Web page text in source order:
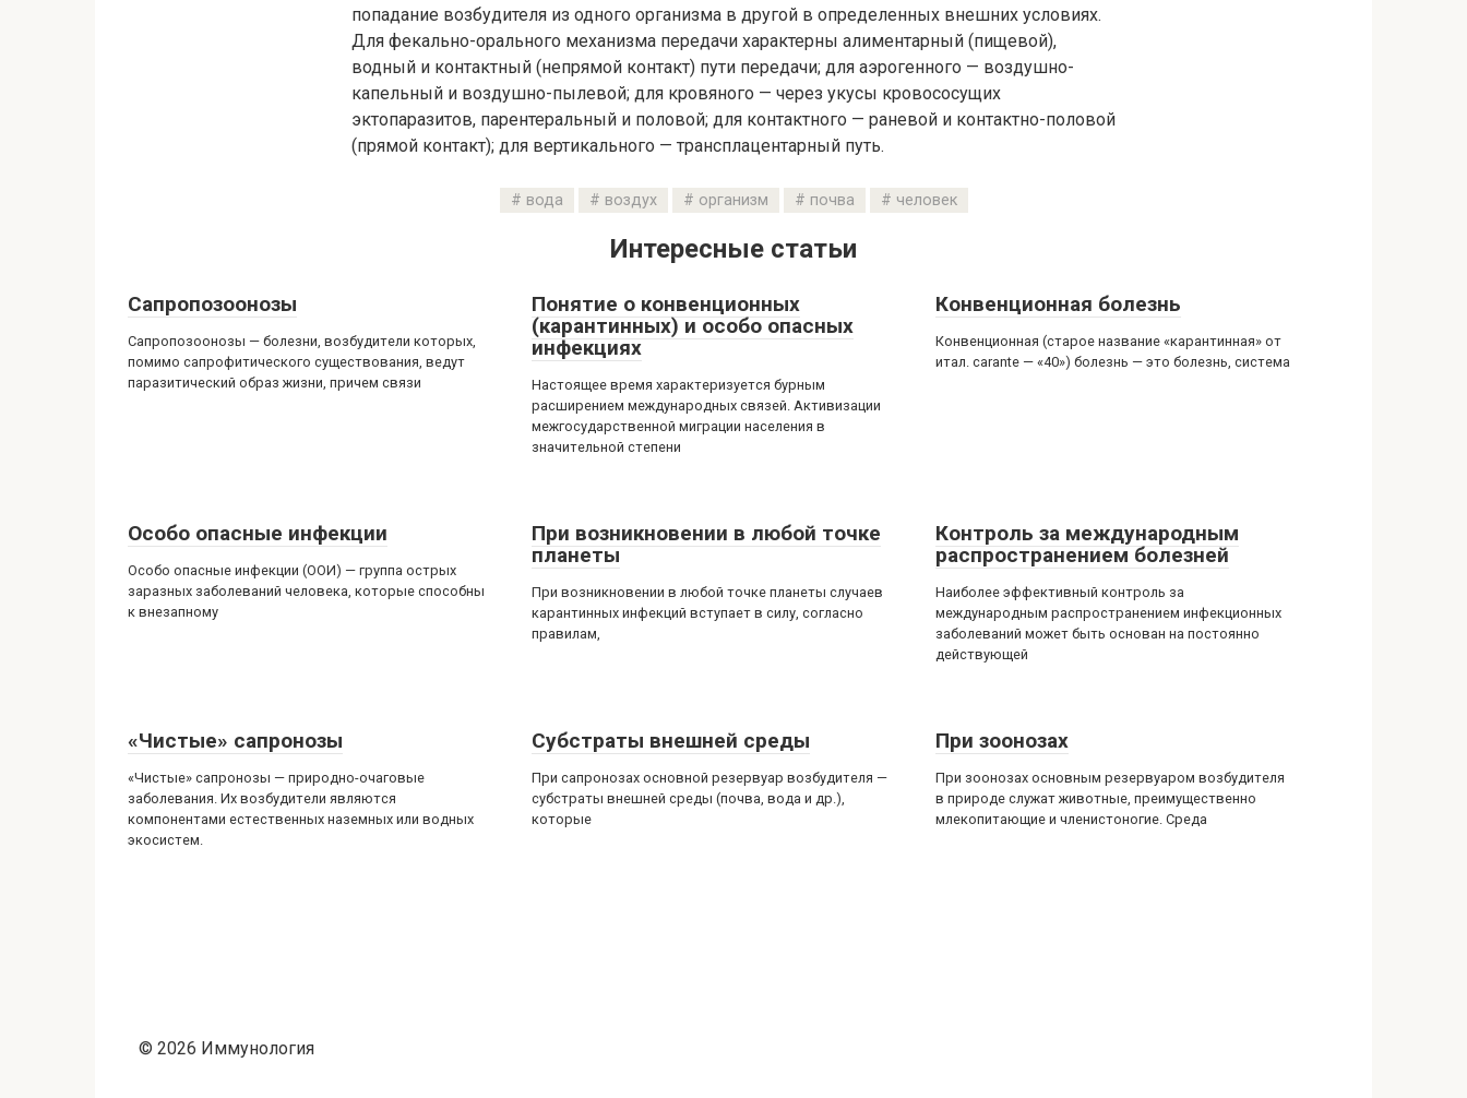
попадание возбудителя из одного организма в другой в определенных внешних условиях.
Для фекально-орального механизма передачи характерны алиментарный (пищевой),
водный и контактный (непрямой контакт) пути передачи; для аэрогенного — воздушно-
капельный и воздушно-пылевой; для кровяного — через укусы кровососущих
эктопаразитов, парентеральный и половой; для контактного — раневой и контактно-половой
(прямой контакт); для вертикального — трансплацентарный путь.
вода воздух организм почва человек
Интересные статьи
Сапропозоонозы
Сапропозоонозы — болезни, возбудители которых,
помимо сапрофитического существования, ведут
паразитический образ жизни, причем связи
Понятие о конвенционных
(карантинных) и особо опасных
инфекциях
Настоящее время характеризуется бурным
расширением международных связей. Активизации
межгосударственной миграции населения в
значительной степени
Конвенционная болезнь
Конвенционная (старое название «карантинная» от
итал. carante — «40») болезнь — это болезнь, система
Особо опасные инфекции
Особо опасные инфекции (ООИ) — группа острых
заразных заболеваний человека, которые способны
к внезапному
При возникновении в любой точке
планеты
При возникновении в любой точке планеты случаев
карантинных инфекций вступает в силу, согласно
правилам,
Контроль за международным
распространением болезней
Наиболее эффективный контроль за
международным распространением инфекционных
заболеваний может быть основан на постоянно
действующей
«Чистые» сапронозы
«Чистые» сапронозы — природно-очаговые
заболевания. Их возбудители являются
компонентами естественных наземных или водных
экосистем.
Субстраты внешней среды
При сапронозах основной резервуар возбудителя —
субстраты внешней среды (почва, вода и др.),
которые
При зоонозах
При зоонозах основным резервуаром возбудителя
в природе служат животные, преимущественно
млекопитающие и членистоногие. Среда
© 2026 Иммунология